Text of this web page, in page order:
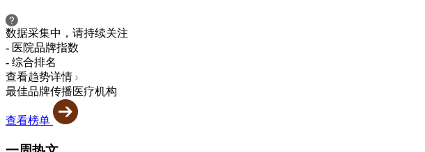
数据采集中，请持续关注
- 医院品牌指数
- 综合排名
查看趋势详情
最佳品牌传播医疗机构
查看榜单